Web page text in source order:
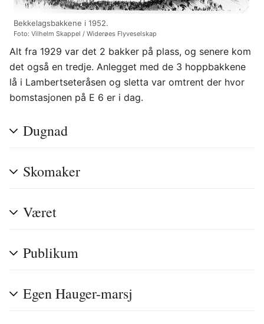
Bekkelagsbakkene i 1952.
Foto: Vilhelm Skappel / Widerøes Flyveselskap
Alt fra 1929 var det 2 bakker på plass, og senere kom
det også en tredje. Anlegget med de 3 hoppbakkene
lå i Lambertseteråsen og sletta var omtrent der hvor
bomstasjonen på E 6 er i dag.
Dugnad
Skomaker
Været
Publikum
Egen Hauger-marsj